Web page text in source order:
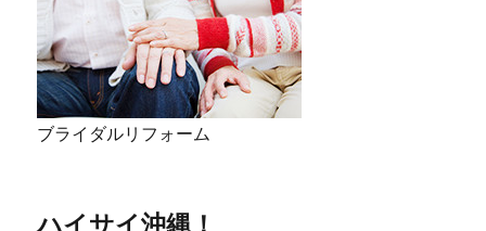
ブライダルリフォーム
ハイサイ沖縄！